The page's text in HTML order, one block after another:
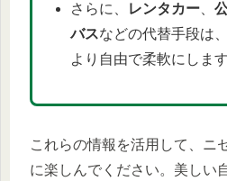
さらに、
レンタカー、
バスなどの代替手段は
より自由で柔軟にします
これらの情報を活用して、ニ
に楽しんでください。美しい